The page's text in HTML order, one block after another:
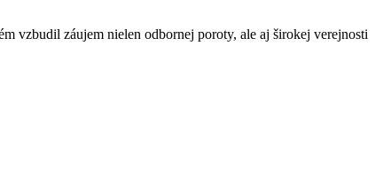
vzbudil záujem nielen odbornej poroty, ale aj širokej verejnosti